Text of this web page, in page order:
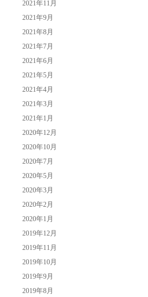
2021年11月
2021年9月
2021年8月
2021年7月
2021年6月
2021年5月
2021年4月
2021年3月
2021年1月
2020年12月
2020年10月
2020年7月
2020年5月
2020年3月
2020年2月
2020年1月
2019年12月
2019年11月
2019年10月
2019年9月
2019年8月